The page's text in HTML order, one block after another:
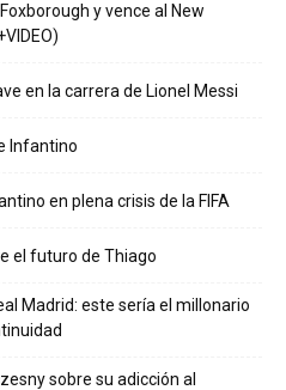
y vence al New
en la carrera de Lionel Messi
Infantino
en plena crisis de la FIFA
el futuro de Thiago
Madrid: este sería el millonario
sobre su adicción al